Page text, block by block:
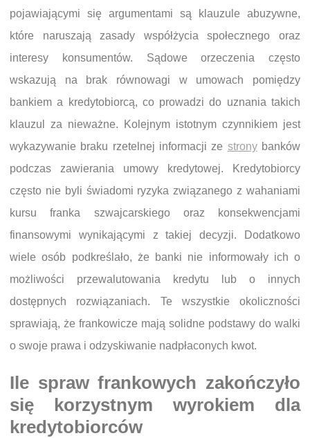
pojawiającymi się argumentami są klauzule abuzywne,
które naruszają zasady współżycia społecznego oraz
interesy konsumentów. Sądowe orzeczenia często
wskazują na brak równowagi w umowach pomiędzy
bankiem a kredytobiorcą, co prowadzi do uznania takich
klauzul za nieważne. Kolejnym istotnym czynnikiem jest
wykazywanie braku rzetelnej informacji ze stronybanków
podczas zawierania umowy kredytowej. Kredytobiorcy
często nie byli świadomi ryzyka związanego z wahaniami
kursu franka szwajcarskiego oraz konsekwencjami
finansowymi wynikającymi z takiej decyzji. Dodatkowo
wiele osób podkreślało, że banki nie informowały ich o
możliwości przewalutowania kredytu lub o innych
dostępnych rozwiązaniach. Te wszystkie okoliczności
sprawiają, że frankowicze mają solidne podstawy do walki
o swoje prawa i odzyskiwanie nadpłaconych kwot.
Ile spraw frankowych zakończyło
się korzystnym wyrokiem dla
kredytobiorców